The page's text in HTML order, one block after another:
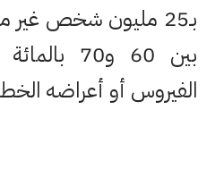
بـ25 مليون شخص
بين 60
الفيروس أو أعراضه